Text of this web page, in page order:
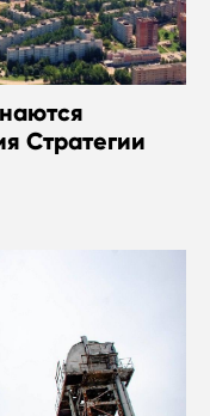
Стратегии